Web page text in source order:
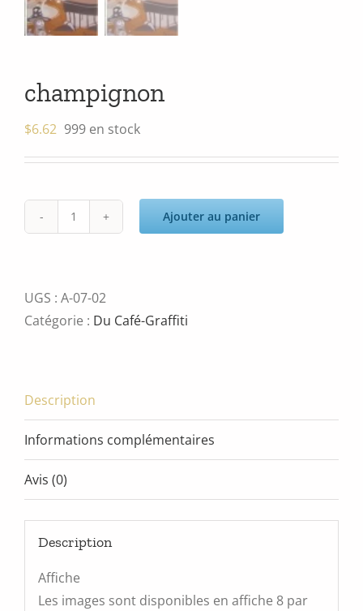
champignon
$6.62 999 en stock
quantité
Ajouter au panier
UGS : A-07-02
Catégorie : Du Café-Graffiti
Description
Informations complémentaires
Avis (0)
Description
Affiche
Les images sont disponibles en affiche 8 par